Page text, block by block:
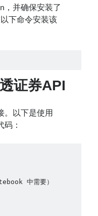
，并确保安装了
下命令安装该
证券API
。以下是使用
码：
中需要）